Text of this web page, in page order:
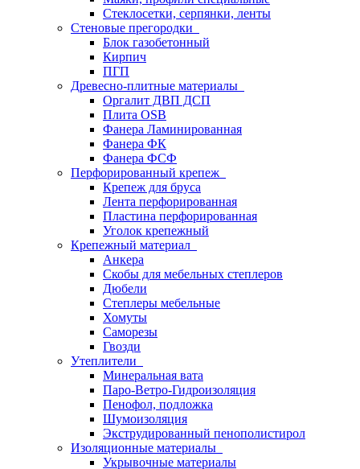
Стеклосетки, серпянки, ленты
Стеновые прегородки
Блок газобетонный
Кирпич
ПГП
Древесно-плитные материалы
Оргалит ДВП ДСП
Плита OSB
Фанера Ламинированная
Фанера ФК
Фанера ФСФ
Перфорированный крепеж
Крепеж для бруса
Лента перфорированная
Пластина перфорированная
Уголок крепежный
Крепежный материал
Анкера
Скобы для мебельных степлеров
Дюбели
Степлеры мебельные
Хомуты
Саморезы
Гвозди
Утеплители
Минеральная вата
Паро-Ветро-Гидроизоляция
Пенофол, подложка
Шумоизоляция
Экструдированный пенополистирол
Изоляционные материалы
Укрывочные материалы